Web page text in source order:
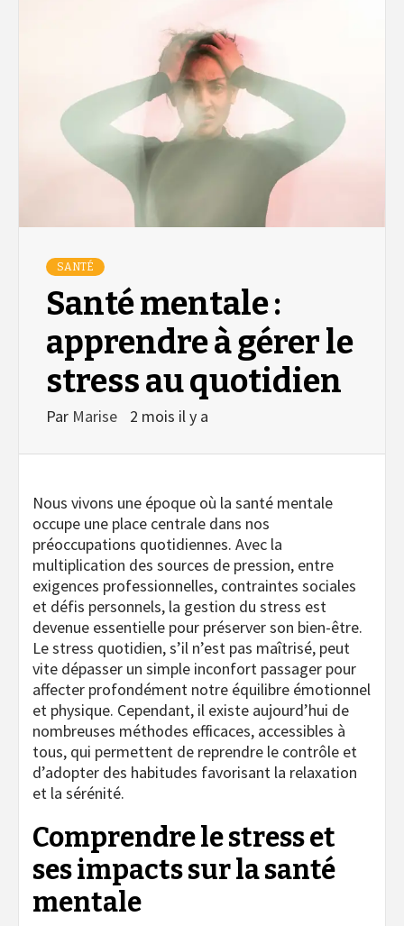
SANTÉ
Santé mentale :
apprendre à gérer le
stress au quotidien
Par Marise 2 mois il y a
Nous vivons une époque où la santé mentale
occupe une place centrale dans nos
préoccupations quotidiennes. Avec la
multiplication des sources de pression, entre
exigences professionnelles, contraintes sociales
et défis personnels, la gestion du stress est
devenue essentielle pour préserver son bien-être.
Le stress quotidien, s’il n’est pas maîtrisé, peut
vite dépasser un simple inconfort passager pour
affecter profondément notre équilibre émotionnel
et physique. Cependant, il existe aujourd’hui de
nombreuses méthodes efficaces, accessibles à
tous, qui permettent de reprendre le contrôle et
d’adopter des habitudes favorisant la relaxation
et la sérénité.
Comprendre le stress et
ses impacts sur la santé
mentale